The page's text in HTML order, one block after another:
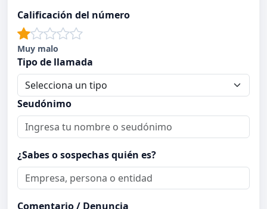
Calificación del número
Muy malo
Tipo de llamada
Seudónimo
¿Sabes o sospechas quién es?
Comentario / Denuncia